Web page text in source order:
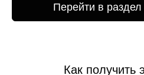
Перейти в
Как получить